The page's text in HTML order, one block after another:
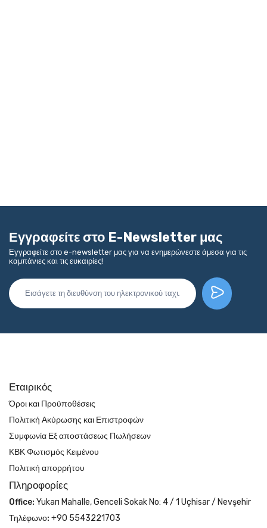
Εγγραφείτε στο E-Newsletter μας
Εγγραφείτε στο e-newsletter μας για να ενημερώνεστε άμεσα για τις
καμπάνιες και τις ευκαιρίες!
Εταιρικός
Όροι και Προϋποθέσεις
Πολιτική Ακύρωσης και Επιστροφών
Συμφωνία Εξ αποστάσεως Πωλήσεων
ΚΒΚ Φωτισμός Κειμένου
Πολιτική απορρήτου
Πληροφορίες
Office: Yukarı Mahalle, Genceli Sokak No: 4 / 1 Uçhisar / Nevşehir
Τηλέφωνο: +90 5543221703